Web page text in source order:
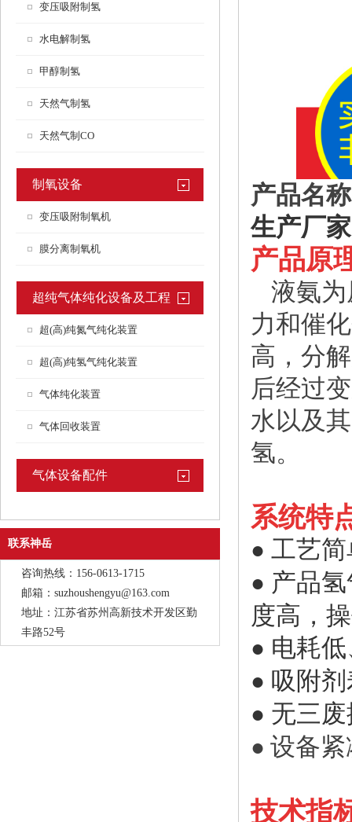
变压吸附制氢
水电解制氢
甲醇制氢
天然气制氢
天然气制CO
制氧设备
变压吸附制氧机
膜分离制氧机
超纯气体纯化设备及工程
超(高)纯氮气纯化装置
超(高)纯氢气纯化装置
气体纯化装置
气体回收装置
气体设备配件
联系神岳
咨询热线：156-0613-1715
邮箱：suzhoushengyu@163.com
地址：江苏省苏州高新技术开发区勤
丰路52号
产品名
生产厂
产品原
液氨为
力和催
高，分
后经过
水以及
氢。
系统特
● 工艺
● 产品
度高，
● 电耗
● 吸附
● 无三
● 设备
技术指